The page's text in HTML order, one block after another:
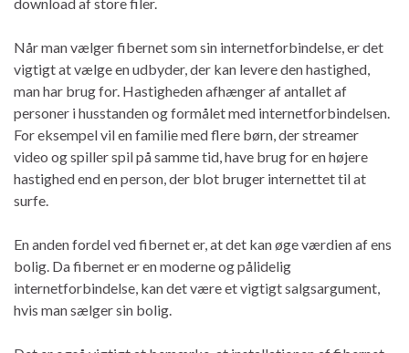
Når man vælger fibernet som sin internetforbindelse, er det
vigtigt at vælge en udbyder, der kan levere den hastighed,
man har brug for. Hastigheden afhænger af antallet af
personer i husstanden og formålet med internetforbindelsen.
For eksempel vil en familie med flere børn, der streamer
video og spiller spil på samme tid, have brug for en højere
hastighed end en person, der blot bruger internettet til at
surfe.
En anden fordel ved fibernet er, at det kan øge værdien af ens
bolig. Da fibernet er en moderne og pålidelig
internetforbindelse, kan det være et vigtigt salgsargument,
hvis man sælger sin bolig.